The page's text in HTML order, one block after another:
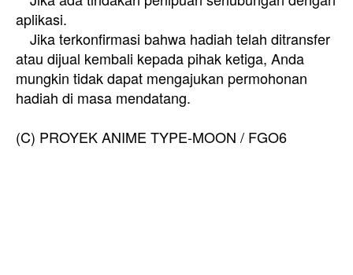
aplikasi.
Jika terkonfirmasi bahwa hadiah telah ditransfer
atau dijual kembali kepada pihak ketiga, Anda
mungkin tidak dapat mengajukan permohonan
hadiah di masa mendatang.
(C) PROYEK ANIME TYPE-MOON / FGO6